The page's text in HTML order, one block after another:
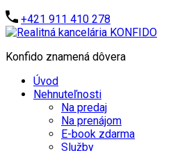
+421 911 410 278
Konfido znamená dôvera
Úvod
Nehnuteľnosti
Na predaj
Na prenájom
E-book zdarma
Služby